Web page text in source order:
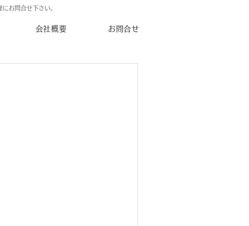
お問合せ下さい。
会社概要 お問合せ